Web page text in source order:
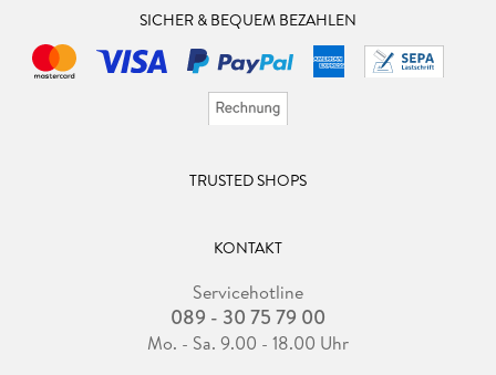
SICHER & BEQUEM BEZAHLEN
TRUSTED SHOPS
KONTAKT
Servicehotline
089 - 30 75 79 00
Mo. - Sa. 9.00 - 18.00 Uhr